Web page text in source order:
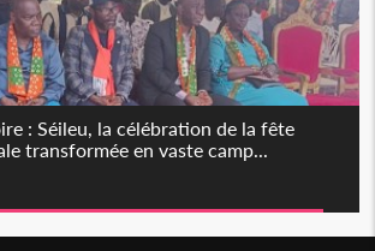
: Séileu, la célébration de la fête
transformée en vaste camp...